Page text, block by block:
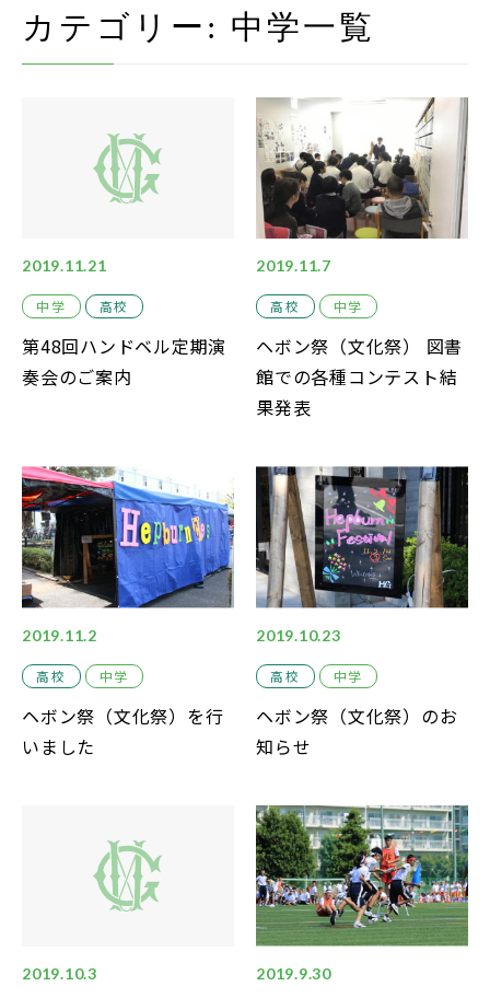
在校生・保護者の方
資料請求
Instagram
採用情報
リンク
個人情報保護方針
中学説明会 高校説明会
閉じる
カテゴリー: 中学一覧
2019.11.21
中学 高校
第48回ハンドベル定期演
奏会のご案内
2019.11.7
高校 中学
ヘボン祭（文化祭） 図書
館での各種コンテスト結
果発表
2019.11.2
高校 中学
ヘボン祭（文化祭）を行
いました
2019.10.23
高校 中学
ヘボン祭（文化祭）のお
知らせ
2019.10.3 2019.9.30